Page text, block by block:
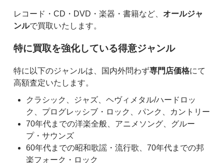
レコード・CD・DVD・楽器・書籍など、 オールジャ
ンルで買取いたします。
特に買取を強化している得意ジャンル
特に以下のジャンルは、国内外問わず専門店価格にて
高額査定いたします。
クラシック、ジャズ、ヘヴィメタル/ハードロッ
ク、プログレッシブ・ロック、パンク、カントリー
70年代までの洋楽全般、アニメソング、グルー
プ・サウンズ
60年代までの昭和歌謡・流行歌、70年代までの邦
楽フォーク・ロック